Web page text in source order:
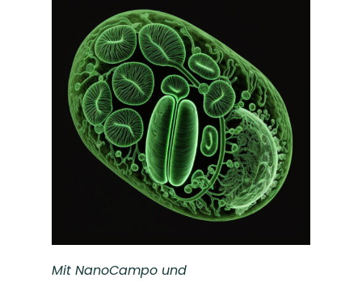
Mit NanoCampo und
Seminare
Über uns
Partner werden
Beratung
Blog
Kontaktform
Partner
Selbergesundwerden
FormSlim Shop
Selberschlankwerden
Mein Konto
Deutsch
English(Englisch
Anmelden